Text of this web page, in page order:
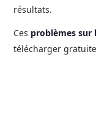
résultats.
Ces problèmes sur
télécharger